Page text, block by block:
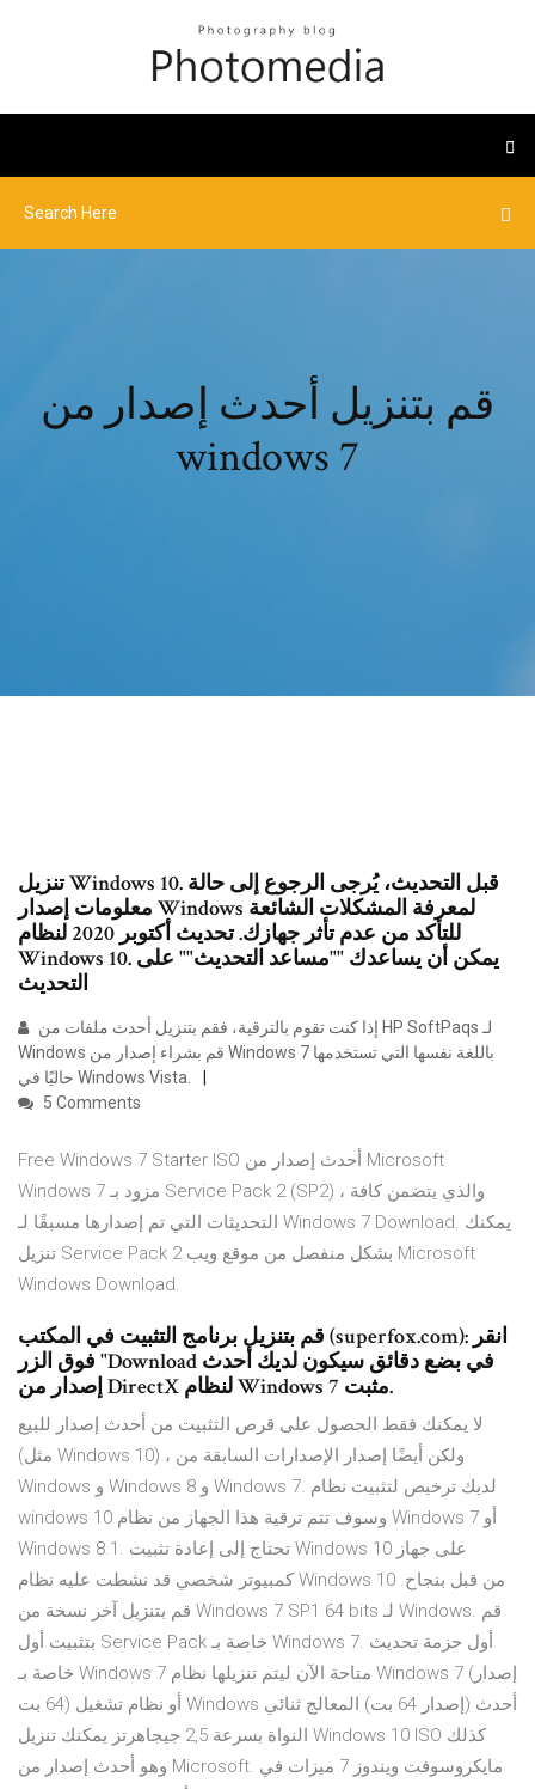
قم بتنزيل أحدث إصدار من
windows 7
تنزيل Windows 10. قبل التحديث، يُرجى الرجوع إلى حالة
معلومات إصدار Windows لمعرفة المشكلات الشائعة
للتأكد من عدم تأثر جهازك. تحديث أكتوبر 2020 لنظام
Windows 10. يمكن أن يساعدك ""مساعد التحديث"" على
التحديث
Windows قم بشراء إصدار من Windows 7 باللغة نفسها التي تستخدمها
حاليًا في Windows Vista.
5 Comments
Free Windows 7 Starter ISO أحدث إصدار من Microsoft
Windows 7 مزود بـ Service Pack 2 (SP2) ، والذي يتضمن كافة
التحديثات التي تم إصدارها مسبقًا لـ Windows 7 Download. يمكنك
تنزيل Service Pack 2 بشكل منفصل من موقع ويب Microsoft
Windows Download.
قم بتنزيل برنامج التثبيت في المكتب (superfox.com): انقر
فوق الزر "Download في بضع دقائق سيكون لديك أحدث
إصدار من DirectX لنظام Windows 7 مثبت.
لا يمكنك فقط الحصول على قرص التثبيت من أحدث إصدار للبيع
(مثل Windows 10) ، ولكن أيضًا إصدار الإصدارات السابقة من
Windows و Windows 8 و Windows 7. لديك ترخيص لتثبيت نظام
windows 10 وسوف تتم ترقية هذا الجهاز من نظام Windows 7 أو
Windows 8.1. تحتاج إلى إعادة تثبيت Windows 10 على جهاز
كمبيوتر شخصي قد نشطت عليه نظام Windows 10 من قبل بنجاح.
قم بتنزيل آخر نسخة من Windows 7 SP1 64 bits لـ Windows. قم
بتثبيت أول Service Pack خاصة بـ Windows 7. أول حزمة تحديث
خاصة بـ Windows 7 متاحة الآن ليتم تنزيلها نظام Windows 7 (إصدار
64 بت) أو نظام تشغيل Windows أحدث (إصدار 64 بت) المعالج ثنائي
النواة بسرعة 2,5 جيجاهرتز يمكنك تنزيل Windows 10 ISO كذلك
وهو أحدث إصدار من Microsoft. مايكروسوفت ويندوز 7 ميزات في